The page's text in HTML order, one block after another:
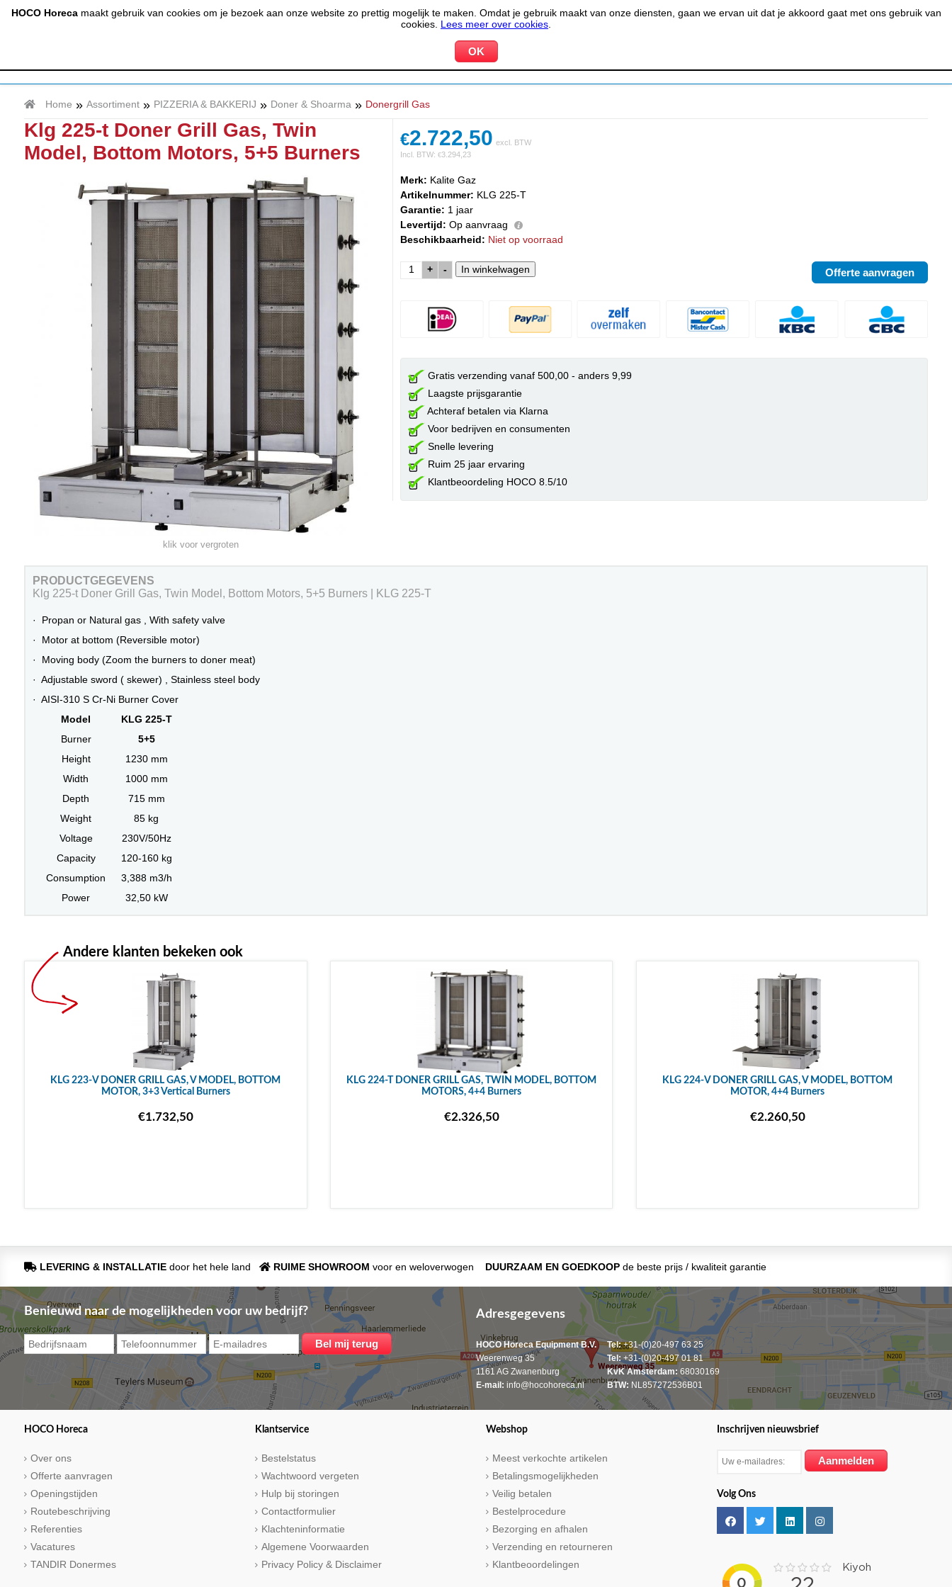
HOCO Horecamaakt gebruik van cookies om je bezoek aan onze website zo prettig mogelijk te maken. Omdat je gebruik maakt van onze diensten, gaan we ervan uit dat je akkoord gaat met ons gebruik van
cookies. Lees meer over cookies
(020) 497 6325 info@hocohoreca.nl MIJN ACCOUNT BESTELSTATUS 0 WINKELWAGEN
KOELEN &
Home » Assortiment » PIZZERIA & BAKKERIJ » Doner & Shoarma » Donergrill Gas
Klg 225-t Doner Grill Gas, Twin
Model, Bottom Motors, 5+5 Burners
klik voor vergroten
€2.722,50 excl. BTW
Incl. BTW:€3.294,23
Merk: Kalite Gaz
Artikelnummer: KLG 225-T
Garantie: 1 jaar
Levertijd: Op aanvraag
Beschikbaarheid: Niet op voorraad
+ -
Gratis verzending vanaf 500,00 - anders 9,99
Laagste prijsgarantie
Achteraf betalen via Klarna
Voor bedrijven en consumenten
Snelle levering
Ruim 25 jaar ervaring
Klantbeoordeling HOCO 8.5/10
PRODUCTGEGEVENS
Klg 225-t Doner Grill Gas, Twin Model, Bottom Motors, 5+5 Burners | KLG 225-T
· Propan or Natural gas , With safety valve
· Motor at bottom (Reversible motor)
· Moving body (Zoom the burners to doner meat)
· Adjustable sword ( skewer) , Stainless steel body
· AISI-310 S Cr-Ni Burner Cover
Model
KLG 225-T
Burner
5+5
Height
1230 mm
Width
1000 mm
Depth
715 mm
Weight
85 kg
Voltage
230V/50Hz
Capacity
120-160 kg
Consumption
3,388 m3/h
Power
32,50 kW
Andere klanten bekeken ook
KLG 223-V DONER GRILL GAS, V MODEL, BOTTOM
MOTOR, 3+3 Vertical Burners
€1.732,50
KLG 224-T DONER GRILL GAS, TWIN MODEL, BOTTOM
MOTORS, 4+4 Burners
€2.326,50
KLG 224-V DONER GRILL GAS, V MODEL, BOTTOM
MOTOR, 4+4 Burners
€2.260,50
LEVERING & INSTALLATIEdoor het hele land RUIME SHOWROOM voor en weloverwogen DUURZAAM EN GOEDKOOPde beste prijs / kwaliteit garantie
Benieuwd naar de mogelijkheden voor uw bedrijf? Adresgegevens
HOCO Horeca Equipment B.V.
Weerenweg 35
1161 AG Zwanenburg
E-mail: info@hocohoreca.nl
Tel:+31-(0)20-497 63 25
Tel:+31-(0)20-497 01 81
KvK Amsterdam: 68030169
BTW: NL857272536B01
HOCO Horeca
Over ons
Offerte aanvragen
Openingstijden
Routebeschrijving
Referenties
Vacatures
TANDIR Donermes
Klantservice
Bestelstatus
Wachtwoord vergeten
Hulp bij storingen
Contactformulier
Klachteninformatie
Algemene Voorwaarden
Privacy Policy & Disclaimer
Webshop
Meest verkochte artikelen
Betalingsmogelijkheden
Veilig betalen
Bestelprocedure
Bezorging en afhalen
Verzending en retourneren
Klantbeoordelingen
Inschrijven nieuwsbrief
Volg Ons